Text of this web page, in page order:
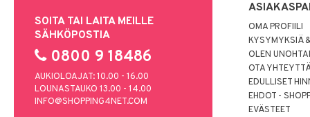
SOITA TAI LAITA MEILLE
SÄHKÖPOSTIA
0800 9 18486
AUKIOLOAJAT: 10.00 - 16.00
LOUNASTAUKO 13.00 - 14.00
INFO@SHOPPING4NET.COM
OMA PROFIILI
KYSYMYKSIÄ
OLEN
OTA
EDULLISET
EHDOT -
EVÄSTEET